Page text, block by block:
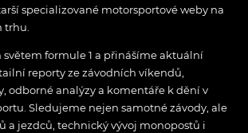
specializované motorsportové weby na
trhu.
formule 1 a přinášíme aktuální
reporty ze závodních víkendů,
odborné analýzy a komentáře k dění v
Sledujeme nejen samotné závody, ale
a jezdců, technický vývoj monopostů i